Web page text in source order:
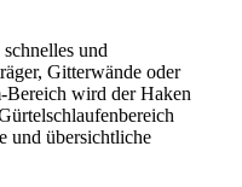
und
Gitterwände oder
Bereich wird der Haken
und übersichtliche